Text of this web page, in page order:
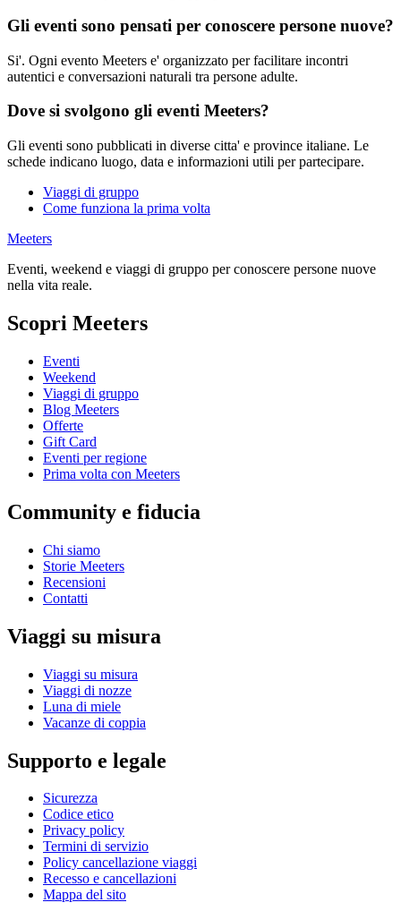
Gli eventi sono pensati per conoscere persone nuove?
Si'. Ogni evento Meeters e' organizzato per facilitare incontri
autentici e conversazioni naturali tra persone adulte.
Dove si svolgono gli eventi Meeters?
Gli eventi sono pubblicati in diverse citta' e province italiane. Le
schede indicano luogo, data e informazioni utili per partecipare.
Viaggi di gruppo
Come funziona la prima volta
Meeters
Eventi, weekend e viaggi di gruppo per conoscere persone nuove
nella vita reale.
Scopri Meeters
Eventi
Weekend
Viaggi di gruppo
Blog Meeters
Offerte
Gift Card
Eventi per regione
Prima volta con Meeters
Community e fiducia
Chi siamo
Storie Meeters
Recensioni
Contatti
Viaggi su misura
Viaggi su misura
Viaggi di nozze
Luna di miele
Vacanze di coppia
Supporto e legale
Sicurezza
Codice etico
Privacy policy
Termini di servizio
Policy cancellazione viaggi
Recesso e cancellazioni
Mappa del sito